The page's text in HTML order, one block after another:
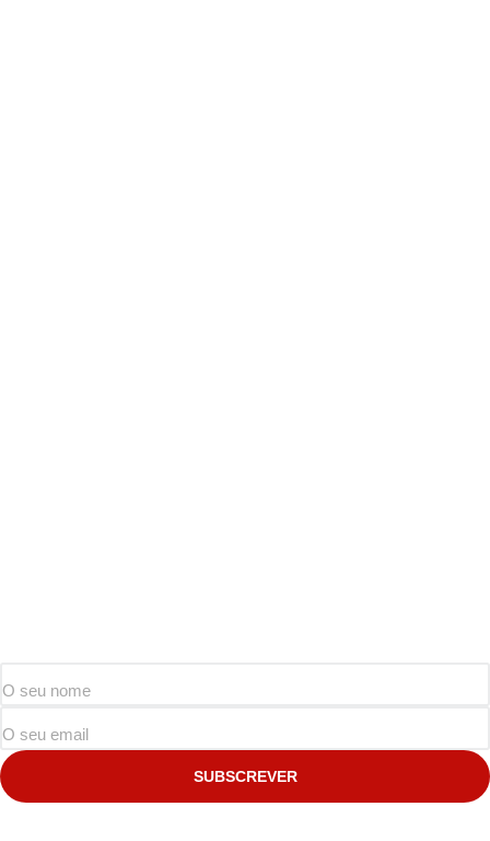
SUBSCREVER